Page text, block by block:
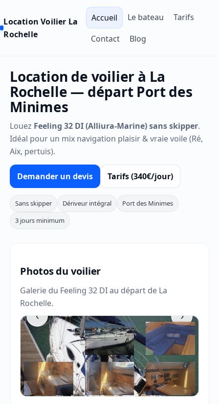
Location Voilier La
Rochelle
Accueil Le bateau
Tarifs
Contact
Blog
Location de voilier à La
Rochelle — départ Port des
Minimes
Louez Feeling 32 DI (Alliura-Marine)sans skipper.
Idéal pour un mix navigation plaisir & vraie voile (Ré,
Aix, pertuis).
Demander un devis Tarifs (340€/jour)
Sans skipper Dériveur intégral
Port des Minimes
3 jours minimum
Photos du voilier
Galerie du Feeling 32 DI au départ de La
Rochelle.
‹ ›